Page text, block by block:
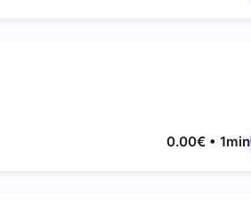
0.00€ • 1min